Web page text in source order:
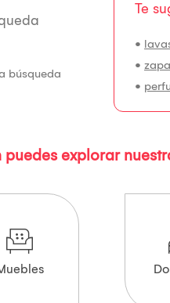
búsqueda
Te
•
•
•
puedes explorar